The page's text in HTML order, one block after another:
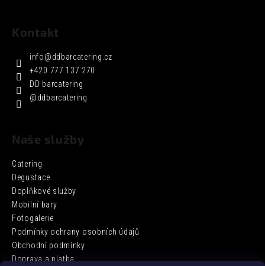
Kontakt
info@ddbarcatering.cz
+420 777 137 270
DD barcatering
@ddbarcatering
Naše služby
Catering
Degustace
Doplňkové služby
Mobilní bary
Fotogalerie
Podmínky ochrany osobních údajů
Obchodní podmínky
Doprava a platba